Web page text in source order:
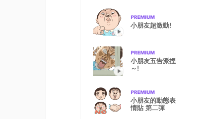
小朋友超激動!
小朋友五告派捏
～!
小朋友的動態表
情貼 第二彈